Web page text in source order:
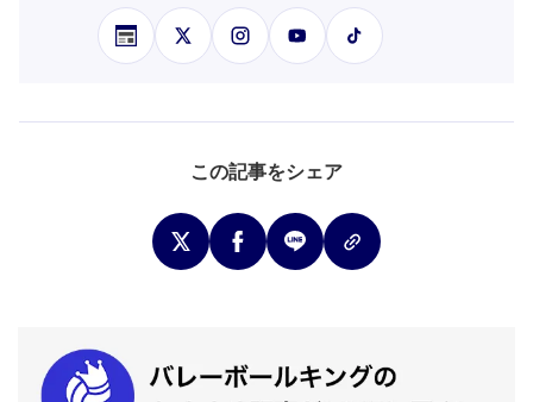
この記事をシェア